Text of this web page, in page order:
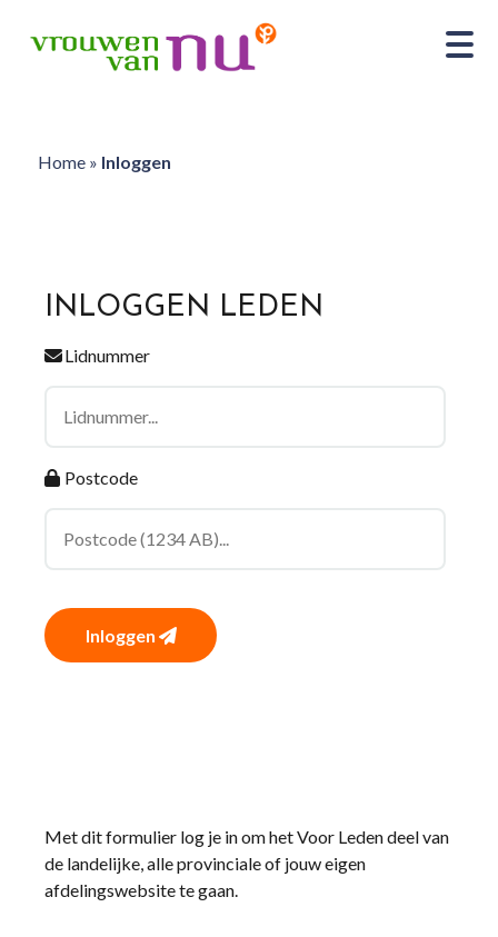
Home» Inloggen
INLOGGEN LEDEN
Lidnummer
Postcode
Inloggen
Met dit formulier log je in om het Voor Leden deel van
de landelijke, alle provinciale of jouw eigen
afdelingswebsite te gaan.